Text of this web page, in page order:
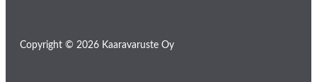
Copyright © 2026 Kaaravaruste Oy